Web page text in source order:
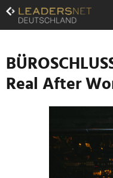
Zum
Inhalt
Zur
Navigation
Zur
Hauptnavigation
Real After